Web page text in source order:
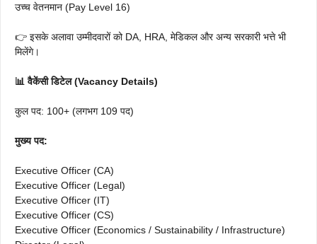
उच्च वेतनमान (Pay Level 16)
👉 इसके अलावा उम्मीदवारों को DA, HRA, मेडिकल और अन्य सरकारी भत्ते भी
मिलेंगे।
📊 वैकेंसी डिटेल (Vacancy Details)
कुल पद: 100+ (लगभग 109 पद)
मुख्य पद:
Executive Officer (CA)
Executive Officer (Legal)
Executive Officer (IT)
Executive Officer (CS)
Executive Officer (Economics / Sustainability / Infrastructure)